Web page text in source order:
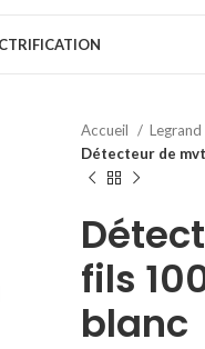
Accueil
Legrand
Détecteur de
fils
blanc